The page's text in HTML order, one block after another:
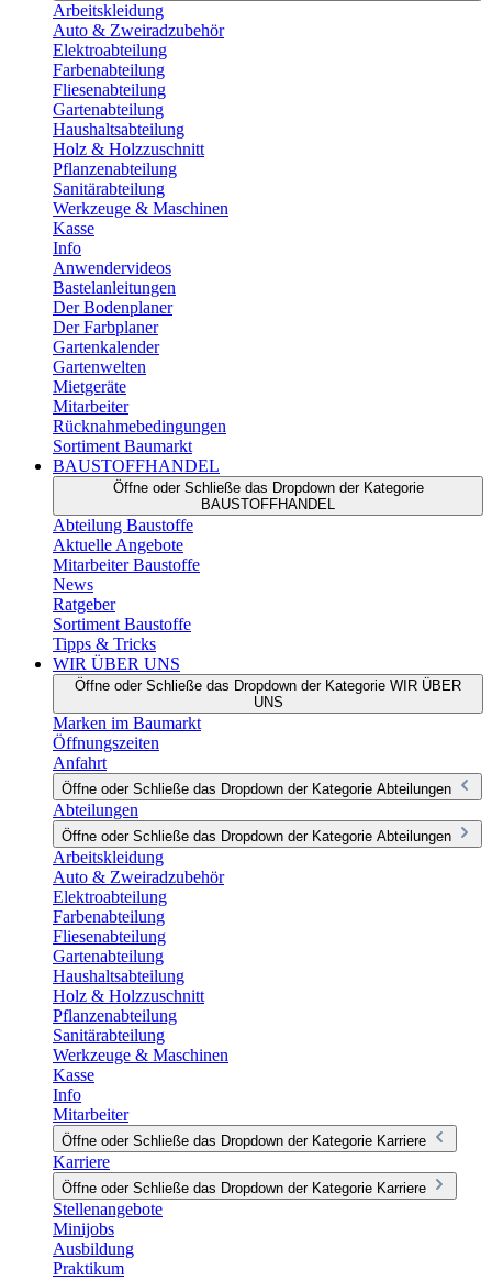
Arbeitskleidung
Auto & Zweiradzubehör
Elektroabteilung
Farbenabteilung
Fliesenabteilung
Gartenabteilung
Haushaltsabteilung
Holz & Holzzuschnitt
Pflanzenabteilung
Sanitärabteilung
Werkzeuge & Maschinen
Kasse
Info
Anwendervideos
Bastelanleitungen
Der Bodenplaner
Der Farbplaner
Gartenkalender
Gartenwelten
Mietgeräte
Mitarbeiter
Rücknahmebedingungen
Sortiment Baumarkt
BAUSTOFFHANDEL
Öffne oder Schließe das Dropdown der Kategorie
BAUSTOFFHANDEL
Abteilung Baustoffe
Aktuelle Angebote
Mitarbeiter Baustoffe
News
Ratgeber
Sortiment Baustoffe
Tipps & Tricks
WIR ÜBER UNS
Öffne oder Schließe das Dropdown der Kategorie WIR ÜBER
UNS
Marken im Baumarkt
Öffnungszeiten
Anfahrt
Öffne oder Schließe das Dropdown der Kategorie Abteilungen
Abteilungen
Öffne oder Schließe das Dropdown der Kategorie Abteilungen
Arbeitskleidung
Auto & Zweiradzubehör
Elektroabteilung
Farbenabteilung
Fliesenabteilung
Gartenabteilung
Haushaltsabteilung
Holz & Holzzuschnitt
Pflanzenabteilung
Sanitärabteilung
Werkzeuge & Maschinen
Kasse
Info
Mitarbeiter
Öffne oder Schließe das Dropdown der Kategorie Karriere
Karriere
Öffne oder Schließe das Dropdown der Kategorie Karriere
Stellenangebote
Minijobs
Ausbildung
Praktikum